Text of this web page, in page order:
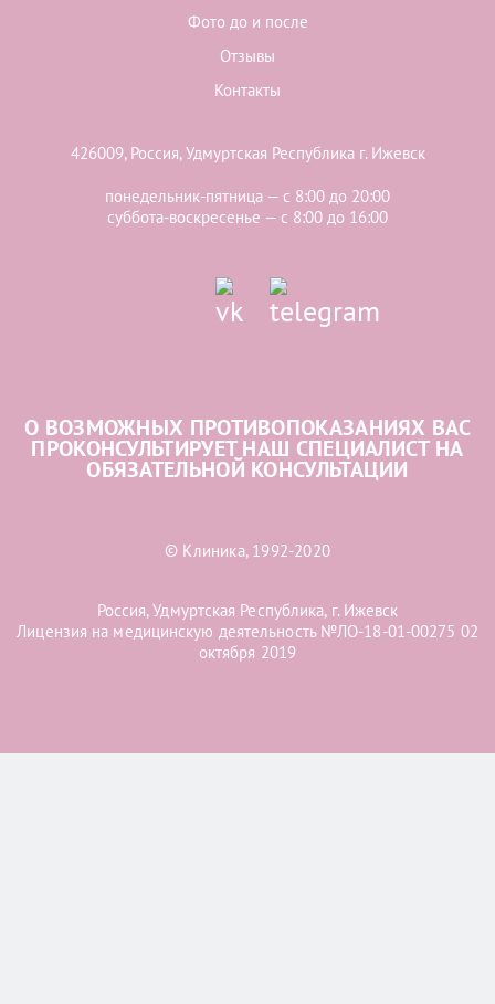
Фото до и после
Отзывы
Контакты
426009, Россия, Удмуртская Республика г. Ижевск
понедельник-пятница — с 8:00 до 20:00
суббота-воскресенье — с 8:00 до 16:00
О ВОЗМОЖНЫХ ПРОТИВОПОКАЗАНИЯХ ВАС
ПРОКОНСУЛЬТИРУЕТ НАШ СПЕЦИАЛИСТ НА
ОБЯЗАТЕЛЬНОЙ КОНСУЛЬТАЦИИ
© Клиника, 1992-2020
Россия, Удмуртская Республика, г. Ижевск
Лицензия на медицинскую деятельность №ЛО-18-01-00275 02
октября 2019